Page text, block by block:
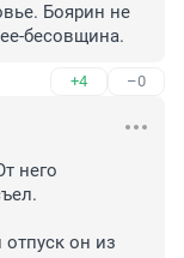
Боярин не
бесовщина.
+4 –0
него
он из